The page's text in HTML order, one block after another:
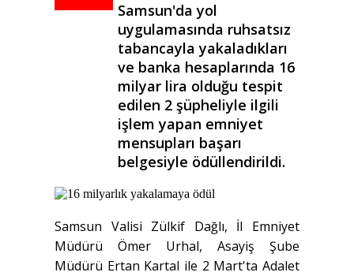
Samsun'da yol
uygulamasında ruhsatsız
tabancayla yakaladıkları
ve banka hesaplarında 16
milyar lira olduğu tespit
edilen 2 şüpheliyle ilgili
işlem yapan emniyet
mensupları başarı
belgesiyle ödüllendirildi.
Samsun Valisi Zülkif Dağlı, İl Emniyet
Müdürü Ömer Urhal, Asayiş Şube
Müdürü Ertan Kartal ile 2 Mart'ta Adalet